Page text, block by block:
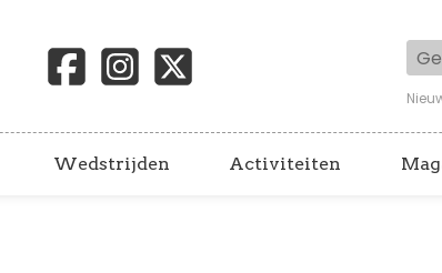
Wedstrijden Activiteiten